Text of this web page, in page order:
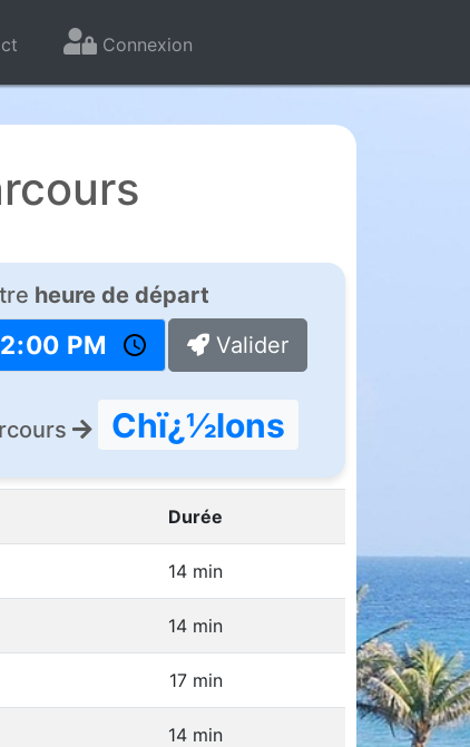
Connexion
heure de départ
Valider
Chï¿½lons
Durée
14 min
14 min
17 min
14 min